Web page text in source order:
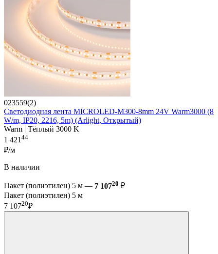
023559(2)
Светодиодная лента MICROLED-M300-8mm 24V Warm3000 (8
W/m, IP20, 2216, 5m) (Arlight, Открытый)
Warm | Тёплый 3000 K
1 421 44
₽/м
В наличии
Пакет (полиэтилен) 5 м — 7 10720 ₽
Пакет (полиэтилен) 5 м
7 10720₽